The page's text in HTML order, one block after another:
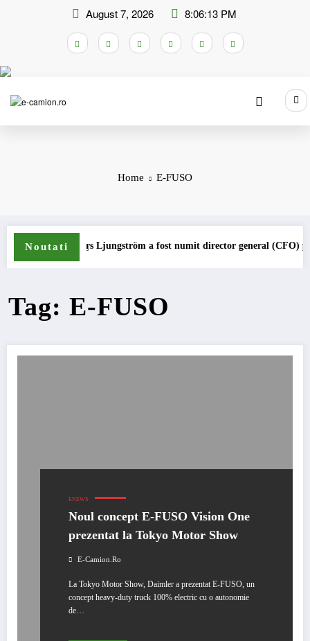
August 7, 2026 8:06:13 PM
Home E-FUSO
NoutatiLars Ljungström a fost numit director general (CFO) pentru
Tag: E-FUSO
ENEWS
Noul concept E-FUSO Vision One
prezentat la Tokyo Motor Show
E-Camion.ro
La Tokyo Motor Show, Daimler a prezentat E-FUSO, un
concept heavy-duty truck 100% electric cu o autonomie
de…